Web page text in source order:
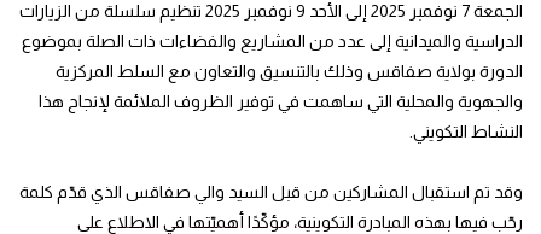
الجمعة 7 نوفمبر 2025 إلى الأحد 9 نوفمبر 2025 تنظيم سلسلة من الزيارات
الدراسية والميدانية إلى عدد من المشاريع والفضاءات ذات الصلة بموضوع
الدورة بولاية صفاقس وذلك بالتنسيق والتعاون مع السلط المركزية
والجهوية والمحلية التي ساهمت في توفير الظروف الملائمة لإنجاح هذا
النشاط التكويني.
وقد تم استقبال المشاركين من قبل السيد والي صفاقس الذي قدّم كلمة
رحّب فيها بهذه المبادرة التكوينية، مؤكّدًا أهميّتها في الاطلاع على